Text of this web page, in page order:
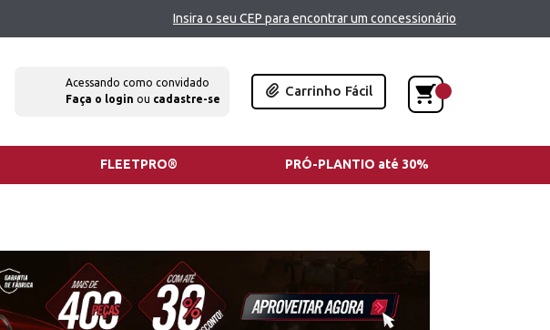
Insira o seu CEP para encontrar um concessionário
Acessando como convidado
Faça o login ou cadastre-se
Carrinho Fácil
FLEETPRO® PRÓ-PLANTIO até 30%